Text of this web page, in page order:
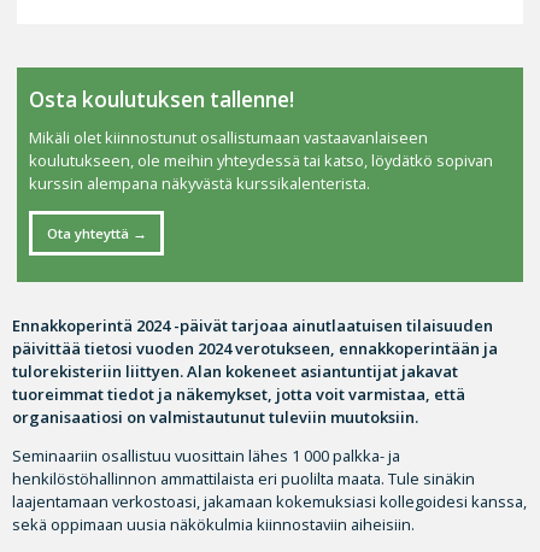
Ennakkoperintä 2024 -päivät tarjoaa ainutlaatuisen tilaisuuden
päivittää tietosi vuoden 2024 verotukseen, ennakkoperintään ja
tulorekisteriin liittyen. Alan kokeneet asiantuntijat jakavat
tuoreimmat tiedot ja näkemykset, jotta voit varmistaa, että
organisaatiosi on valmistautunut tuleviin muutoksiin.
Seminaariin osallistuu vuosittain lähes 1 000 palkka- ja
henkilöstöhallinnon ammattilaista eri puolilta maata. Tule sinäkin
laajentamaan verkostoasi, jakamaan kokemuksiasi kollegoidesi kanssa,
sekä oppimaan uusia näkökulmia kiinnostaviin aiheisiin.
Osta koulutuksen tallenne!
Mikäli olet kiinnostunut osallistumaan vastaavanlaiseen
koulutukseen, ole meihin yhteydessä tai katso, löydätkö sopivan
kurssin alempana näkyvästä kurssikalenterista.
Ota yhteyttä